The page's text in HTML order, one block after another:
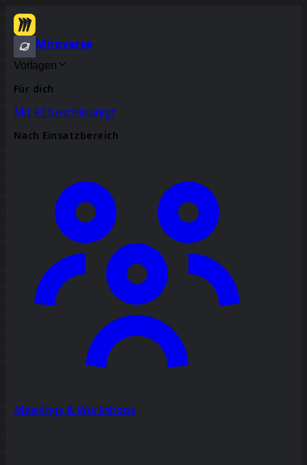
Miroverse
Vorlagen
Für dich
Mit KI beschleunigt
Nach Einsatzbereich
Meetings & Workshops